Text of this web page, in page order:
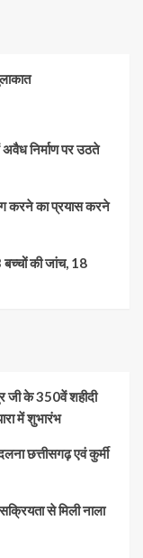
निर्माण पर उठते
करने का प्रयास करने
बच्चों की जांच, 18
जी के 350वें शहीदी
में शुभारंभ
छत्तीसगढ़ एवं कुर्मी
से मिली नाला